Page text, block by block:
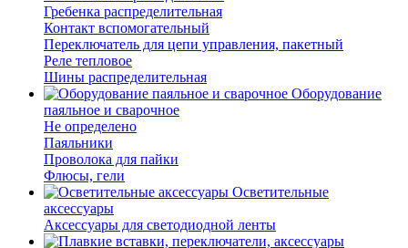
Гребенка распределительная
Контакт вспомогательный
Переключатель для цепи управления, пакетный
Реле тепловое
Шины распределительная
Оборудование
паяльное и сварочное
Не определено
Паяльники
Проволока для пайки
Флюсы, гели
Осветительные
аксессуары
Аксессуары для светодиодной ленты